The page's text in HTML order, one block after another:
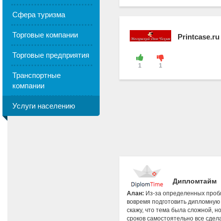
Сфера туризма
Торговые компании
Торговые предприятия
Транспортные
компании
Услуги населению
1 1
Printcase.ru
Дипломтайм
Алан: Из-за определенных
вовремя подготовить
скажу, что тема была сложной,
сроков самостоятельно все